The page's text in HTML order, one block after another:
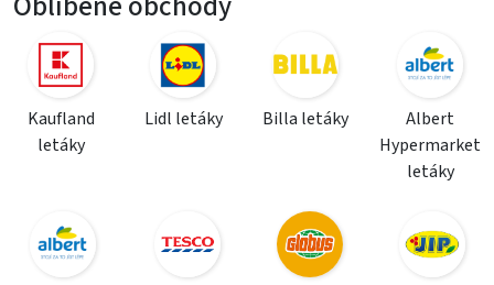
Kaufland
letáky
Lidl letáky Billa letáky
Albert
Hypermarket
letáky